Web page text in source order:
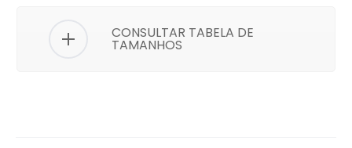
CONSULTAR TABELA DE
TAMANHOS